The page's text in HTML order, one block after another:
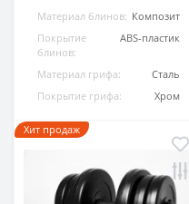
Материал блинов: Композит
Покрытие
блинов:
ABS-пластик
Материал грифа:
Сталь
Покрытие грифа:
Хром
Хит продаж